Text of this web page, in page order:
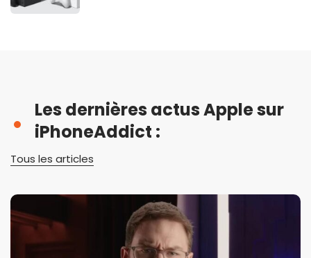
Les dernières actus Apple sur
iPhoneAddict :
Tous les articles